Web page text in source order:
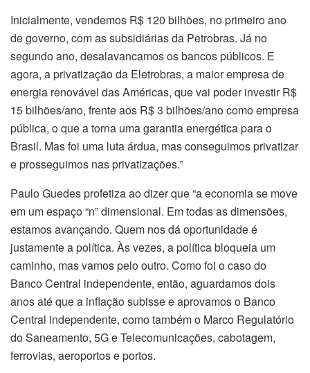
Inicialmente, vendemos R$ 120 bilhões, no primeiro ano
de governo, com as subsidiárias da Petrobras. Já no
segundo ano, desalavancamos os bancos públicos. E
agora, a privatização da Eletrobras, a maior empresa de
energia renovável das Américas, que vai poder investir R$
15 bilhões/ano, frente aos R$ 3 bilhões/ano como empresa
pública, o que a torna uma garantia energética para o
Brasil. Mas foi uma luta árdua, mas conseguimos privatizar
e prosseguimos nas privatizações.”
Paulo Guedes profetiza ao dizer que “a economia se move
em um espaço “n” dimensional. Em todas as dimensões,
estamos avançando. Quem nos dá oportunidade é
justamente a política. Às vezes, a política bloqueia um
caminho, mas vamos pelo outro. Como foi o caso do
Banco Central independente, então, aguardamos dois
anos até que a inflação subisse e aprovamos o Banco
Central independente, como também o Marco Regulatório
do Saneamento, 5G e Telecomunicações, cabotagem,
ferrovias, aeroportos e portos.